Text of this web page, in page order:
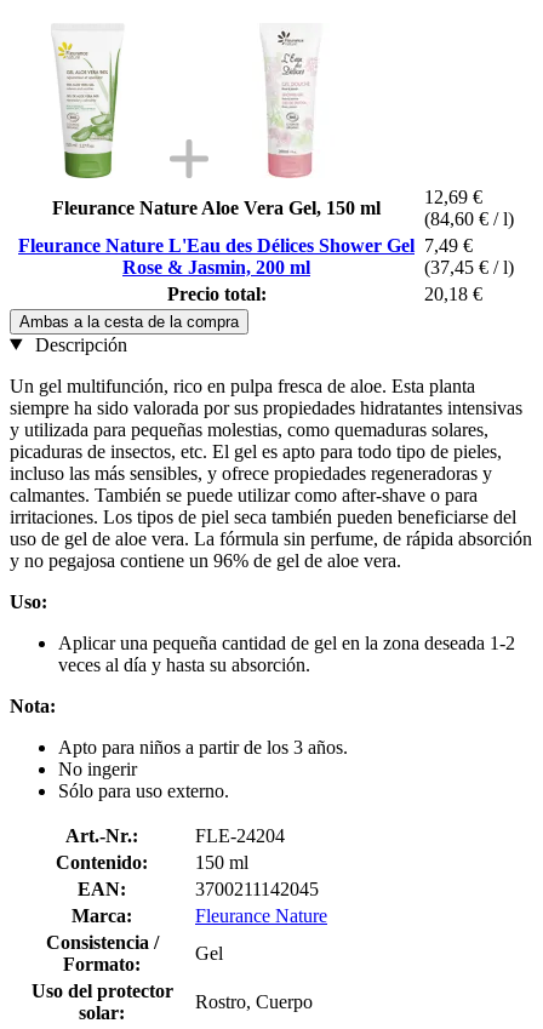
Fleurance Nature Aloe Vera Gel, 150 ml
12,69 €
(84,60 € / l)
Fleurance Nature L'Eau des Délices Shower Gel
Rose & Jasmin, 200 ml
7,49 €
(37,45 € / l)
Precio total:
20,18 €
Ambas a la cesta de la compra
Descripción
Un gel multifunción, rico en pulpa fresca de aloe. Esta planta
siempre ha sido valorada por sus propiedades hidratantes intensivas
y utilizada para pequeñas molestias, como quemaduras solares,
picaduras de insectos, etc. El gel es apto para todo tipo de pieles,
incluso las más sensibles, y ofrece propiedades regeneradoras y
calmantes. También se puede utilizar como after-shave o para
irritaciones. Los tipos de piel seca también pueden beneficiarse del
uso de gel de aloe vera. La fórmula sin perfume, de rápida absorción
y no pegajosa contiene un 96% de gel de aloe vera.
Uso:
Aplicar una pequeña cantidad de gel en la zona deseada 1-2
veces al día y hasta su absorción.
Nota:
Apto para niños a partir de los 3 años.
No ingerir
Sólo para uso externo.
Art.-Nr.:
FLE-24204
Contenido:
150 ml
EAN:
3700211142045
Marca:
Fleurance Nature
Consistencia /
Formato:
Gel
Uso del protector
solar:
Rostro, Cuerpo